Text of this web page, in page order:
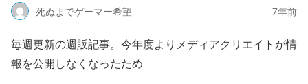
死ぬまでゲーマー希望 7年前
毎週更新の週販記事。今年度よりメディアクリエイトが情
報を公開しなくなったため